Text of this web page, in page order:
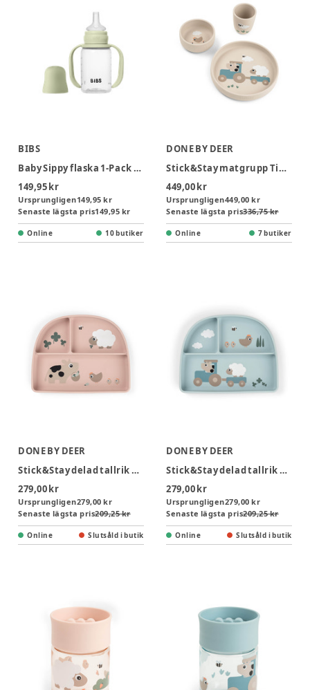
BIBS
Baby Sippy flaska 1-Pack 150 ml - Sage
149,95 kr
Ursprungligen149,95 kr
Senaste lägsta pris149,95 kr
Online 10 butiker
DONE BY DEER
Stick&Stay matgrupp Tiny farm Sand
449,00 kr
Ursprungligen449,00 kr
Senaste lägsta pris336,75 kr
Online 7 butiker
DONE BY DEER
Stick&Stay delad tallrik Tiny farm Powder
279,00 kr
Ursprungligen279,00 kr
Senaste lägsta pris209,25 kr
Online Slutsåld i butik
DONE BY DEER
Stick&Stay delad tallrik Tiny farm Blå
279,00 kr
Ursprungligen279,00 kr
Senaste lägsta pris209,25 kr
Online Slutsåld i butik